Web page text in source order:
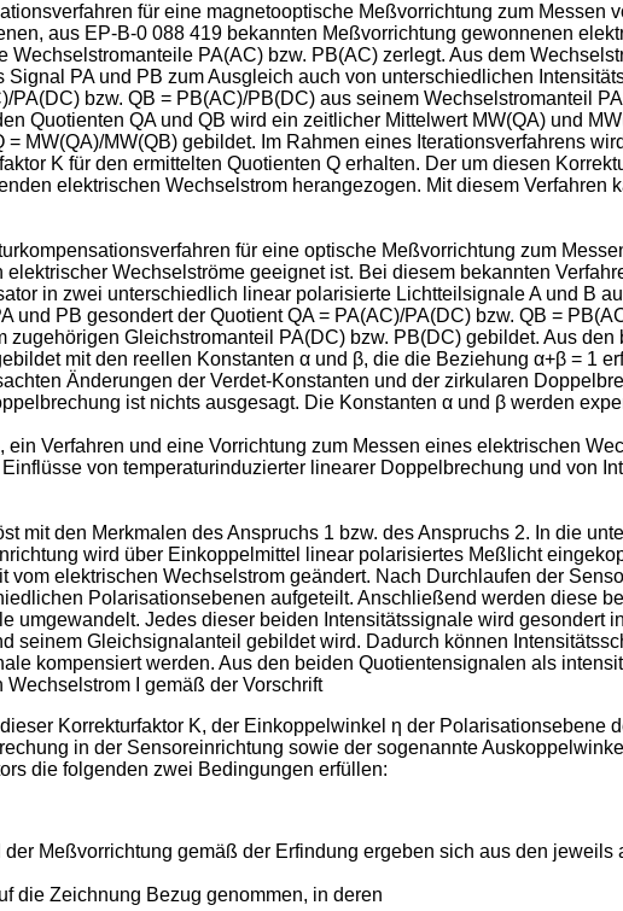
für eine magnetooptische Meßvorrichtung zum Messen
aus EP-B-0 088 419 bekannten Meßvorrichtung gewonnenen
PA(AC) bzw. PB(AC) zerlegt. Aus dem
PA und PB zum Ausgleich auch von unterschiedlichen
PA(DC) bzw. QB = PB(AC)/PB(DC) aus seinem Wechselstromanteil
Quotienten QA und QB wird ein zeitlicher Mittelwert MW(QA) und
MW(QA)/MW(QB) gebildet. Im Rahmen eines Iterationsverfahrens
K für den ermittelten Quotienten Q erhalten. Der um diesen
elektrischen Wechselstrom herangezogen. Mit diesem Verfahren
für eine optische Meßvorrichtung zum
Wechselströme geeignet ist. Bei diesem bekannten
in zwei unterschiedlich linear polarisierte Lichtteilsignale A und B
und PB gesondert der Quotient QA = PA(AC)/PA(DC) bzw. QB =
Gleichstromanteil PA(DC) bzw. PB(DC) gebildet. Aus
mit den reellen Konstanten α und β, die die Beziehung α+β = 1
Änderungen der Verdet-Konstanten und der zirkularen
ist nichts ausgesagt. Die Konstanten α und β werden
Verfahren und eine Vorrichtung zum Messen eines elektrischen
von temperaturinduzierter linearer Doppelbrechung und von
mit den Merkmalen des Anspruchs 1 bzw. des Anspruchs 2. In die
wird über Einkoppelmittel linear polarisiertes Meßlicht
elektrischen Wechselstrom geändert. Nach Durchlaufen der
Polarisationsebenen aufgeteilt. Anschließend werden diese
umgewandelt. Jedes dieser beiden Intensitätssignale wird gesondert
seinem Gleichsignalanteil gebildet wird. Dadurch können
kompensiert werden. Aus den beiden Quotientensignalen als
I gemäß der Vorschrift
Korrekturfaktor K, der Einkoppelwinkel η der Polarisationsebene
in der Sensoreinrichtung sowie der sogenannte
die folgenden zwei Bedingungen erfüllen:
Meßvorrichtung gemäß der Erfindung ergeben sich aus den jeweils
die Zeichnung Bezug genommen, in deren